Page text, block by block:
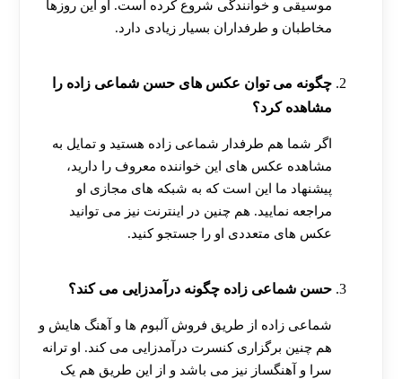
موسیقی و خوانندگی شروع کرده است. او این روزها
مخاطبان و طرفداران بسیار زیادی دارد.
چگونه می توان عکس های حسن شماعی زاده را
مشاهده کرد؟
اگر شما هم طرفدار شماعی زاده هستید و تمایل به
مشاهده عکس های این خواننده معروف را دارید،
پیشنهاد ما این است که به شبکه های مجازی او
مراجعه نمایید. هم چنین در اینترنت نیز می توانید
عکس های متعددی او را جستجو کنید.
حسن شماعی زاده چگونه درآمدزایی می کند؟
شماعی زاده از طریق فروش آلبوم ها و آهنگ هایش و
هم چنین برگزاری کنسرت درآمدزایی می کند. او ترانه
سرا و آهنگساز نیز می‌ باشد و از این طریق هم یک